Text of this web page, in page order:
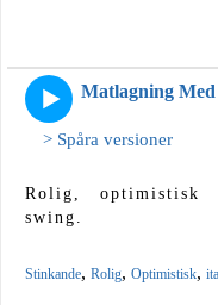
Matlagning
> Spåra versioner
Rolig, optimistisk
swing.
Stinkande, Rolig, Optimistisk,